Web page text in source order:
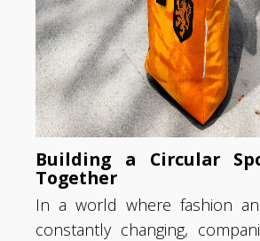
Building a Circular
Together
In a world where fashion
constantly changing,